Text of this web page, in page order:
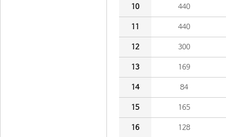
10 440
11 440
12 300
13 169
14 84
15 165
16 128